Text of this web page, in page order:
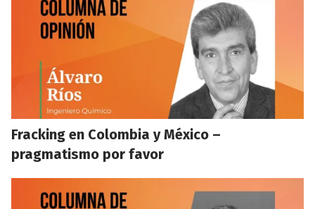
Fracking en Colombia y México –
pragmatismo por favor